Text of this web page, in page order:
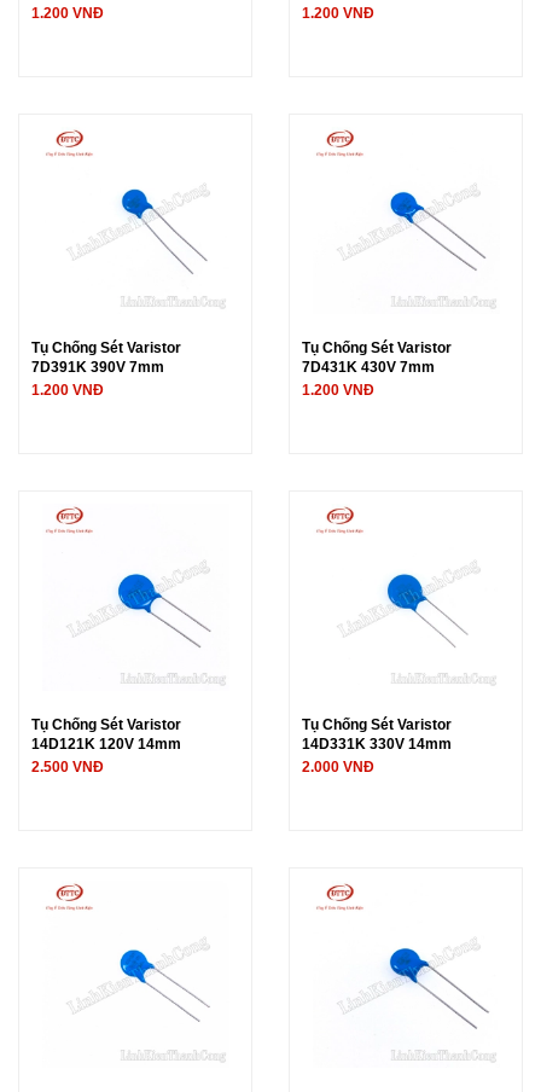
1.200 VNĐ 1.200 VNĐ
Tụ Chống Sét Varistor
7D391K 390V 7mm
1.200 VNĐ
Tụ Chống Sét Varistor
7D431K 430V 7mm
1.200 VNĐ
Tụ Chống Sét Varistor
14D121K 120V 14mm
2.500 VNĐ
Tụ Chống Sét Varistor
14D331K 330V 14mm
2.000 VNĐ